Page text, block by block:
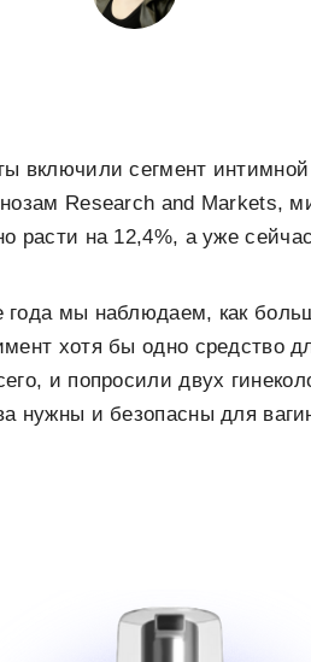
включили сегмент
Research and Markets,
расти на 12,4%, а уже
мы наблюдаем, как
хотя бы одно средство
и попросили двух
нужны и безопасны для